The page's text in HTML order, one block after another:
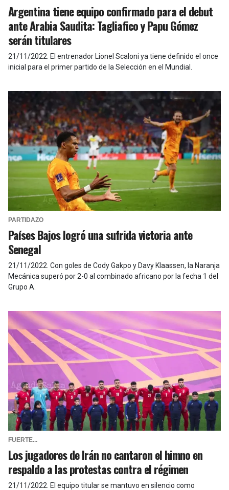
Argentina tiene equipo confirmado para el debut
ante Arabia Saudita: Tagliafico y Papu Gómez
serán titulares
21/11/2022 El entrenador Lionel Scaloni ya tiene definido el once
inicial para el primer partido de la Selección en el Mundial.
PARTIDAZO
Países Bajos logró una sufrida victoria ante
Senegal
21/11/2022 Con goles de Cody Gakpo y Davy Klaassen, la Naranja
Mecánica superó por 2-0 al combinado africano por la fecha 1 del
Grupo A.
FUERTE...
Los jugadores de Irán no cantaron el himno en
respaldo a las protestas contra el régimen
21/11/2022 El equipo titular se mantuvo en silencio como